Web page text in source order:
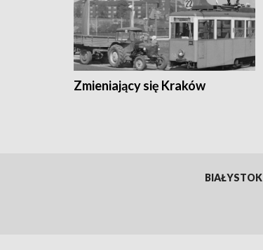
Zmieniający się Kraków
BIAŁYSTOK